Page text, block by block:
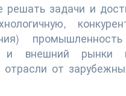
задачи и
промышленность
и внешний рынки
от